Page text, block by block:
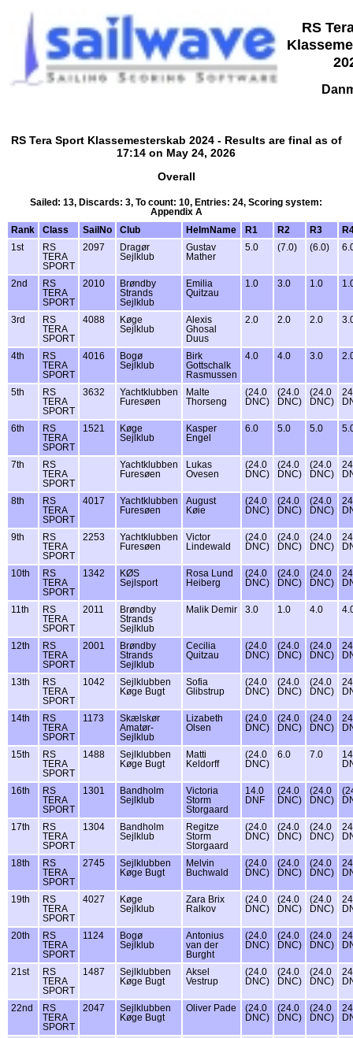
RS
RS Tera Sport Klassemesterskab 2024 - Results are final as of
17:14 on May 24, 2026
Overall
Sailed: 13, Discards: 3, To count: 10, Entries: 24, Scoring system:
Appendix A
Rank
Class SailNo Club HelmName R1 R2 R3
1st
RS
TERA
SPORT
2097
Dragør
Sejlklub
Gustav
Mather
5.0 (7.0) (6.0)
2nd
RS
TERA
SPORT
2010
Brøndby
Strands
Sejlklub
Emilia
Quitzau
1.0 3.0 1.0
3rd
RS
TERA
SPORT
4088
Køge
Sejlklub
Alexis
Ghosal
Duus
2.0 2.0 2.0
4th
RS
TERA
SPORT
4016
Bogø
Sejlklub
Birk
Gottschalk
Rasmussen
4.0 4.0 3.0
5th
RS
TERA
SPORT
3632
Yachtklubben
Furesøen
Malte
Thorseng
(24.0
DNC)
(24.0
DNC)
(24.0
DNC)
6th
RS
TERA
SPORT
1521
Køge
Sejlklub
Kasper
Engel
6.0 5.0 5.0
7th
RS
TERA
SPORT
Yachtklubben
Furesøen
Lukas
Ovesen
(24.0
DNC)
(24.0
DNC)
(24.0
DNC)
8th
RS
TERA
SPORT
4017
Yachtklubben
Furesøen
August
Køie
(24.0
DNC)
(24.0
DNC)
(24.0
DNC)
9th
RS
TERA
SPORT
2253
Yachtklubben
Furesøen
Victor
Lindewald
(24.0
DNC)
(24.0
DNC)
(24.0
DNC)
10th
RS
TERA
SPORT
1342
KØS
Sejlsport
Rosa Lund
Heiberg
(24.0
DNC)
(24.0
DNC)
(24.0
DNC)
11th
RS
TERA
SPORT
2011
Brøndby
Strands
Sejlklub
Malik Demir 3.0 1.0 4.0
12th
RS
TERA
SPORT
2001
Brøndby
Strands
Sejlklub
Cecilia
Quitzau
(24.0
DNC)
(24.0
DNC)
(24.0
DNC)
13th
RS
TERA
SPORT
1042
Sejlklubben
Køge Bugt
Sofia
Glibstrup
(24.0
DNC)
(24.0
DNC)
(24.0
DNC)
14th
RS
TERA
SPORT
1173
Skælskør
Amatør-
Sejlklub
Lizabeth
Olsen
(24.0
DNC)
(24.0
DNC)
(24.0
DNC)
15th
RS
TERA
SPORT
1488
Sejlklubben
Køge Bugt
Matti
Keldorff
(24.0
DNC)
6.0 7.0
16th
RS
TERA
SPORT
1301
Bandholm
Sejlklub
Victoria
Storm
Storgaard
14.0
DNF
(24.0
DNC)
(24.0
DNC)
17th
RS
TERA
SPORT
1304
Bandholm
Sejlklub
Regitze
Storm
Storgaard
(24.0
DNC)
(24.0
DNC)
(24.0
DNC)
18th
RS
TERA
SPORT
2745
Sejlklubben
Køge Bugt
Melvin
Buchwald
(24.0
DNC)
(24.0
DNC)
(24.0
DNC)
19th
RS
TERA
SPORT
4027
Køge
Sejlklub
Zara Brix
Ralkov
(24.0
DNC)
(24.0
DNC)
(24.0
DNC)
20th
RS
TERA
SPORT
1124
Bogø
Sejlklub
Antonius
van der
Burght
(24.0
DNC)
(24.0
DNC)
(24.0
DNC)
21st
RS
TERA
SPORT
1487
Sejlklubben
Køge Bugt
Aksel
Vestrup
(24.0
DNC)
(24.0
DNC)
(24.0
DNC)
22nd
RS
TERA
SPORT
2047
Sejlklubben
Køge Bugt
Oliver Pade
(24.0
DNC)
(24.0
DNC)
(24.0
DNC)